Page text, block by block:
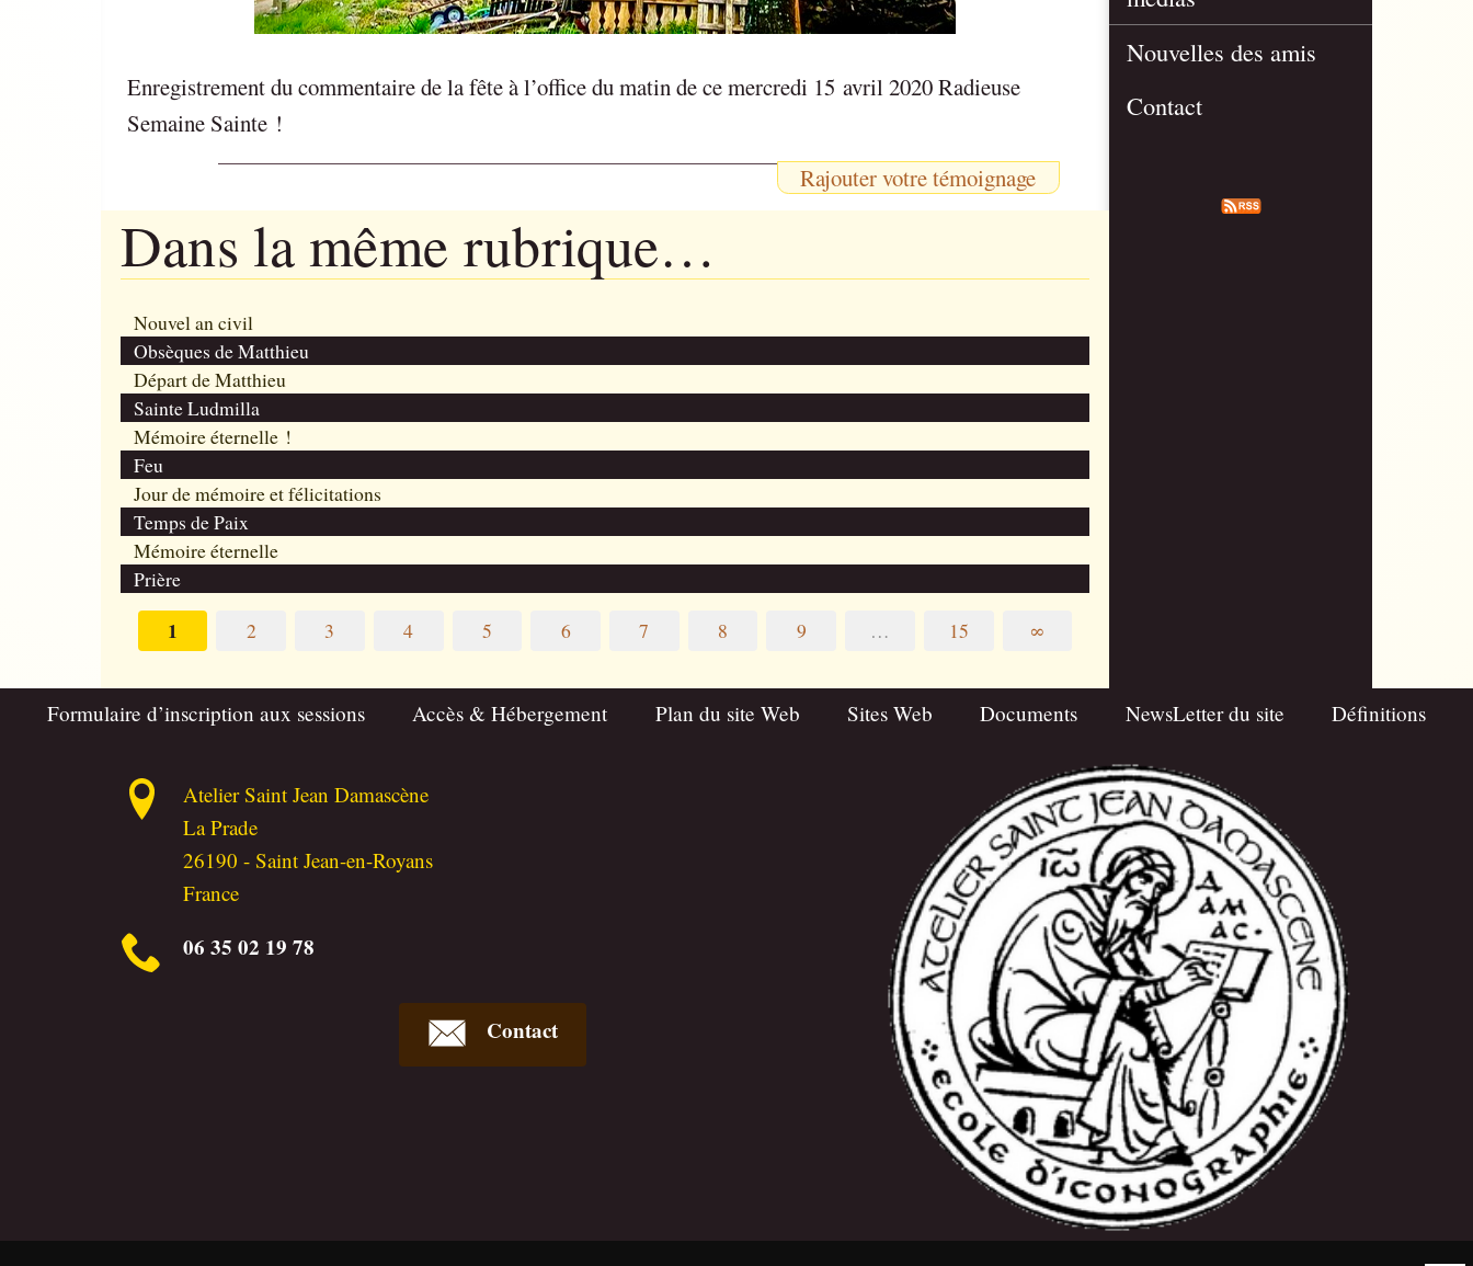
Enregistrement du commentaire de la fête à l’office du matin de ce mercredi 15 avril 2020 Radieuse
Semaine Sainte !
Rajouter votre témoignage
Dans la même rubrique…
Nouvel an civil
Obsèques de Matthieu
Départ de Matthieu
Sainte Ludmilla
Mémoire éternelle !
Feu
Jour de mémoire et félicitations
Temps de Paix
Mémoire éternelle
Prière
1 2 3 4 5 6 7 8 9 … 15 ∞
Nouvelles des amis
Contact
Formulaire d’inscription aux sessions Accès & Hébergement Plan du site Web Sites Web Documents NewsLetter du site Définitions
Atelier Saint Jean Damascène
La Prade
26190 -Saint Jean-en-Royans
France
06 35 02 19 78
Contact